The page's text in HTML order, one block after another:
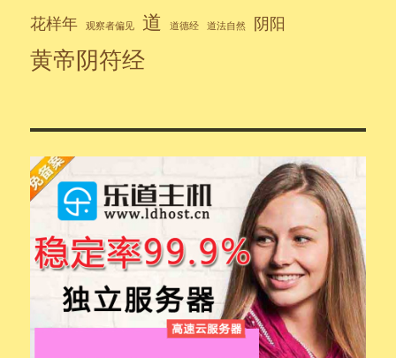
花样年 观察者偏见 道 道德经 道法自然 阴阳
黄帝阴符经